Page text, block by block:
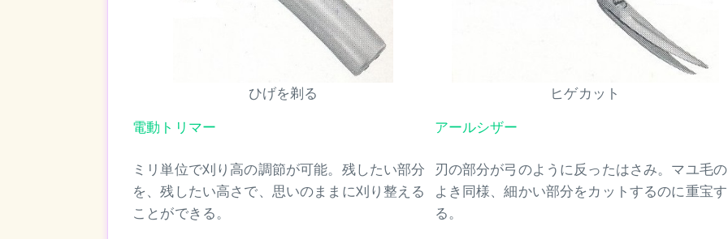
ひげを剃る
電動トリマー
ミリ単位で刈り高の調節が可能。残したい部分
を、残したい高さで、思いのままに刈り整える
ことができる。
ヒゲカット
アールシザー
刃の部分が弓のように反ったはさみ。マユ毛の
よき同様、細かい部分をカットするのに重宝す
る。